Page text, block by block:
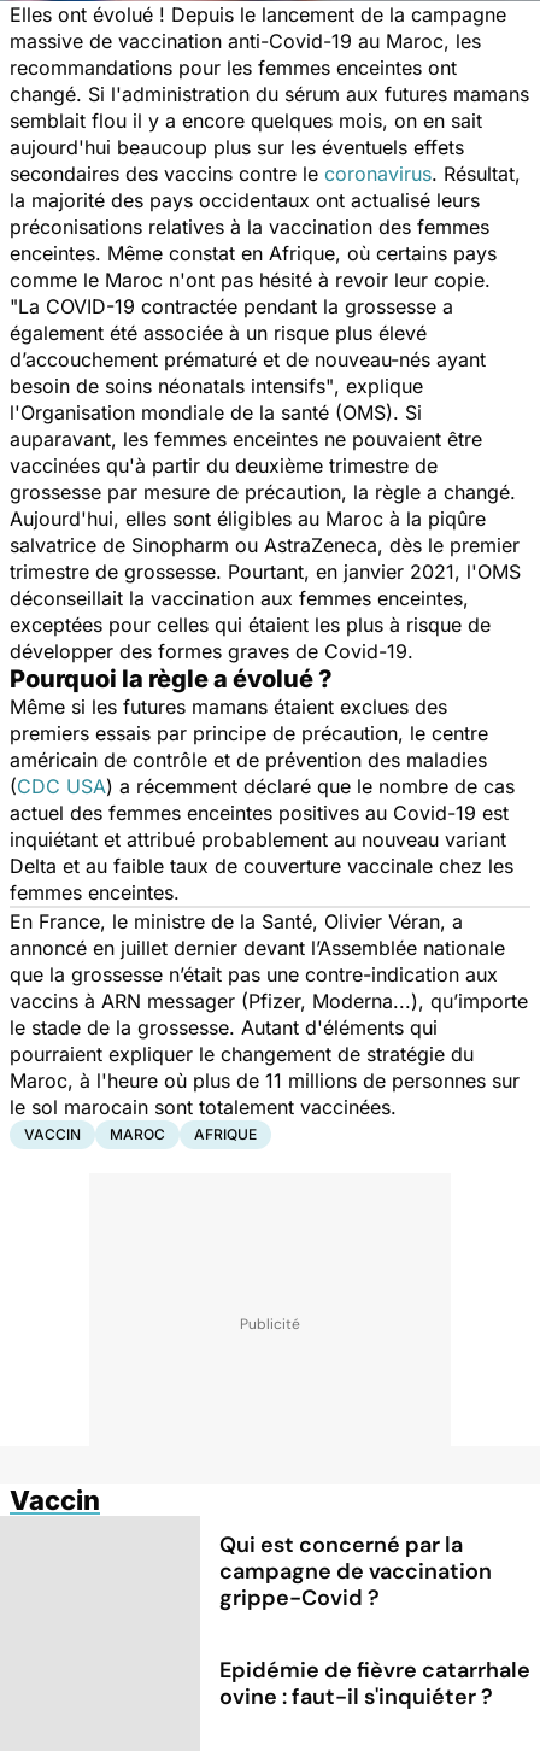
Elles ont évolué ! Depuis le lancement de la campagne
massive de vaccination anti-Covid-19 au Maroc, les
recommandations pour les femmes enceintes ont
changé. Si l'administration du sérum aux futures mamans
semblait flou il y a encore quelques mois, on en sait
aujourd'hui beaucoup plus sur les éventuels effets
secondaires des vaccins contre le coronavirus. Résultat,
la majorité des pays occidentaux ont actualisé leurs
préconisations relatives à la vaccination des femmes
enceintes. Même constat en Afrique, où certains pays
comme le Maroc n'ont pas hésité à revoir leur copie.
"La COVID-19 contractée pendant la grossesse a
également été associée à un risque plus élevé
d’accouchement prématuré et de nouveau-nés ayant
besoin de soins néonatals intensifs", explique
l'Organisation mondiale de la santé (OMS). Si
auparavant, les femmes enceintes ne pouvaient être
vaccinées qu'à partir du deuxième trimestre de
grossesse par mesure de précaution, la règle a changé.
Aujourd'hui, elles sont éligibles au Maroc à la piqûre
salvatrice de Sinopharm ou AstraZeneca, dès le premier
trimestre de grossesse. Pourtant, en janvier 2021, l'OMS
déconseillait la vaccination aux femmes enceintes,
exceptées pour celles qui étaient les plus à risque de
développer des formes graves de Covid-19.
Pourquoi la règle a évolué ?
Même si les futures mamans étaient exclues des
premiers essais par principe de précaution, le centre
américain de contrôle et de prévention des maladies
(CDC USA) a récemment déclaré que le nombre de cas
actuel des femmes enceintes positives au Covid-19 est
inquiétant et attribué probablement au nouveau variant
Delta et au faible taux de couverture vaccinale chez les
femmes enceintes.
En France, le ministre de la Santé, Olivier Véran, a
annoncé en juillet dernier devant l’Assemblée nationale
que la grossesse n’était pas une contre-indication aux
vaccins à ARN messager (Pfizer, Moderna...), qu’importe
le stade de la grossesse. Autant d'éléments qui
pourraient expliquer le changement de stratégie du
Maroc, à l'heure où plus de 11 millions de personnes sur
le sol marocain sont totalement vaccinées.
VACCIN MAROC AFRIQUE
Vaccin
Qui est concerné par la
campagne de vaccination
grippe-Covid ?
Epidémie de fièvre catarrhale
ovine : faut-il s'inquiéter ?